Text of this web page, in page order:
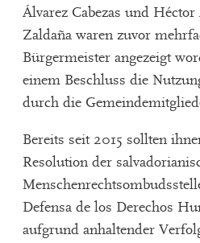
Álvarez Cabezas und
Zaldaña waren zuvor
Bürgermeister angezeigt
einem Beschluss die
durch die
Bereits seit 2015 sollten
Resolution der
Defensa de los Derechos
aufgrund anhaltender